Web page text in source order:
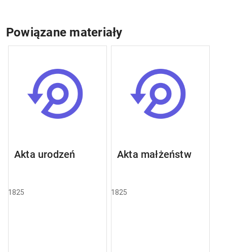
Powiązane materiały
Akta urodzeń
1825
Akta małżeństw
1825